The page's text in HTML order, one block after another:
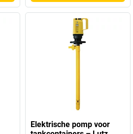
Elektrische pomp voor